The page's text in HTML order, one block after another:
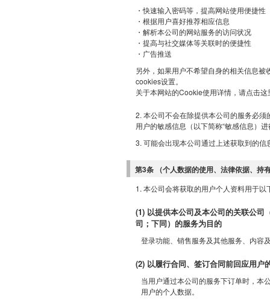
・快速输入密码等，提高网站使用便捷性
・根据用户喜好推荐相应信息
・解析本公司的网站服务的访问状况
・提高与社交媒体等关联时的便捷性
・广告推送
另外，如果用户不希望自身的相关信息
cookies设置。
关于本网站的Cookie使用详情，请点击
2. 本公司不会在除提供本公司的服务必
用户的敏感信息（以下简称“敏感信息）
3. 可能会出现本公司通过上述获取到的
第3条 （个人数据的使用、法律依据、持
1. 本公司会将获取的用户个人资料用于
(1) 以提供本公司及本公司的关联公司
司；下同）的服务为目的
登录功能、销售服务及其他服务、内容
(2) 以履行合同、签订合同前回应用户
当用户通过本公司的服务下订单时，本
用户的个人数据。